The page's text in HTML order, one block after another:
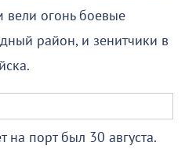
огонь боевые
район, и зенитчики в
порт был 30 августа.